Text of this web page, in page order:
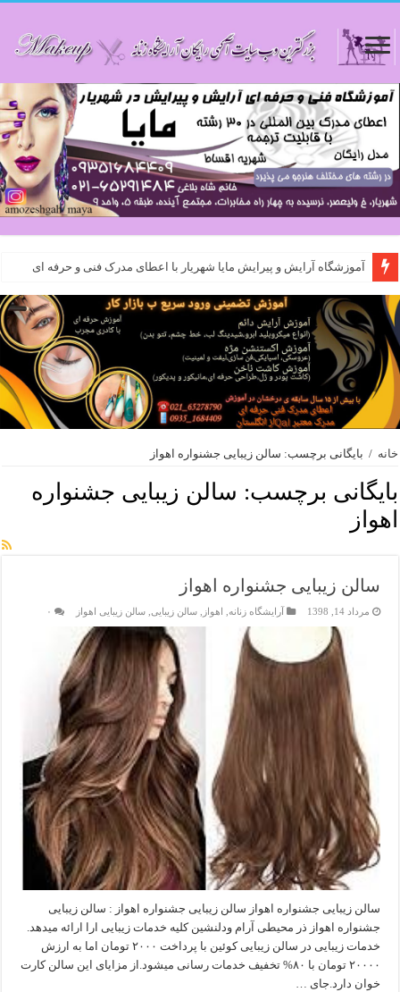
آموزشگاه آرایش و پیرایش مایا شهریار با اعطای مدرک فنی و حرفه ای
خانه / بایگانی برچسب: سالن زیبایی جشنواره اهواز
بایگانی برچسب: سالن زیبایی جشنواره
اهواز
سالن زیبایی جشنواره اهواز
مرداد 14, 1398 آرایشگاه زنانه اهواز ,سالن زیبایی ,سالن زیبایی اهواز ۰
سالن زیبایی جشنواره اهواز سالن زیبایی جشنواره اهواز : سالن زیبایی
جشنواره اهواز ذر محیطی آرام ودلنشین کلیه خدمات زیبایی ارا ارائه میدهد.
خدمات زیبایی در سالن زیبایی کوئین با پرداخت ۲۰۰۰ تومان اما به ارزش
۲۰۰۰۰ تومان با ۸۰% تخفیف خدمات رسانی میشود.از مزایای این سالن کارت
خوان دارد.جای …